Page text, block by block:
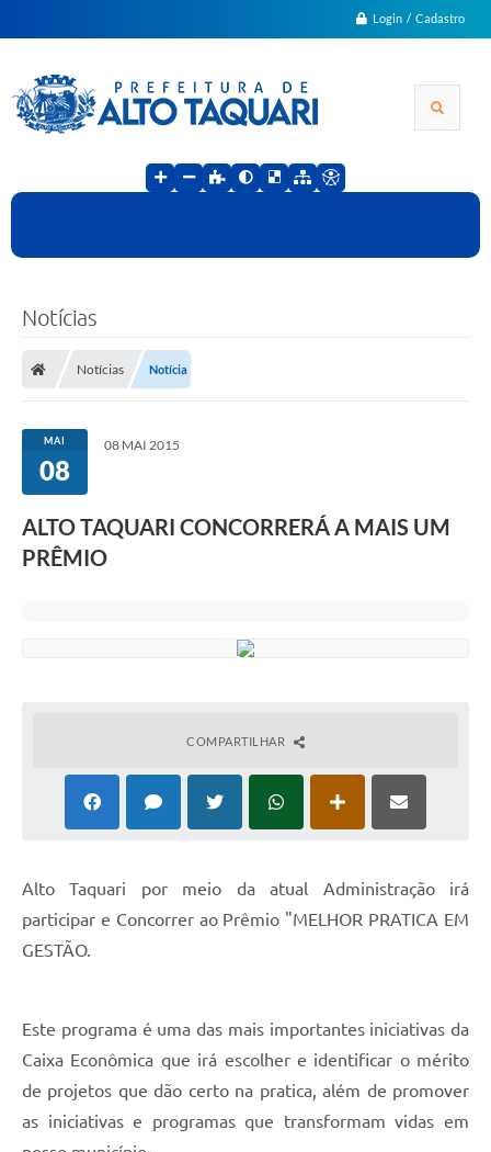
Login / Cadastro
Notícias
Notícias Notícia
MAI
08
08 MAI 2015
ALTO TAQUARI CONCORRERÁ A MAIS UM
PRÊMIO
COMPARTILHAR
Alto Taquari por meio da atual Administração irá
participar e Concorrer ao Prêmio "MELHOR PRATICA EM
GESTÃO.
Este programa é uma das mais importantes iniciativas da
Caixa Econômica que irá escolher e identificar o mérito
de projetos que dão certo na pratica, além de promover
as iniciativas e programas que transformam vidas em